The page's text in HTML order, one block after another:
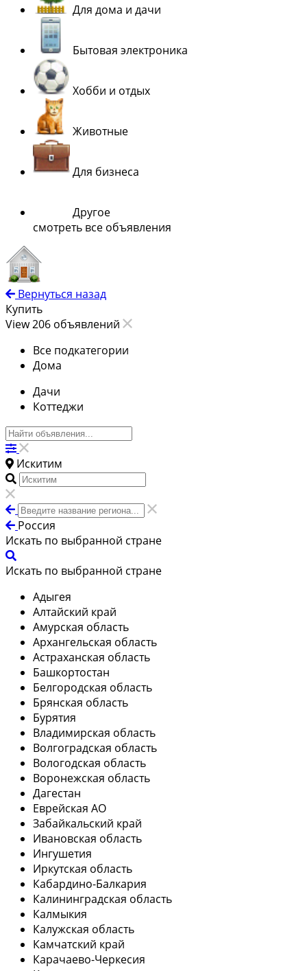
Для дома и дачи
Бытовая электроника
Хобби и отдых
Животные
Для бизнеса
Другое
смотреть все объявления
Вернуться назад
Купить
View 206 объявлений
Все подкатегории
Дома
Дачи
Коттеджи
Искитим
Россия
Искать по выбранной стране
Искать по выбранной стране
Адыгея
Алтайский край
Амурская область
Архангельская область
Астраханская область
Башкортостан
Белгородская область
Брянская область
Бурятия
Владимирская область
Волгоградская область
Вологодская область
Воронежская область
Дагестан
Еврейская АО
Забайкальский край
Ивановская область
Ингушетия
Иркутская область
Кабардино-Балкария
Калининградская область
Калмыкия
Калужская область
Камчатский край
Карачаево-Черкесия